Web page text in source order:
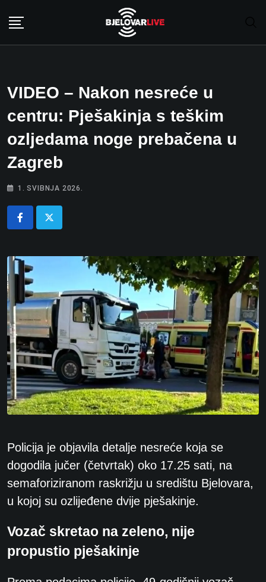
VIDEO – Nakon nesreće u
centru: Pješakinja s teškim
ozljedama noge prebačena u
Zagreb
1. SVIBNJA 2026.
Policija je objavila detalje nesreće koja se
dogodila jučer (četvrtak) oko 17.25 sati, na
semaforiziranom raskrižju u središtu Bjelovara,
u kojoj su ozlijeđene dvije pješakinje.
Vozač skretao na zeleno, nije
propustio pješakinje